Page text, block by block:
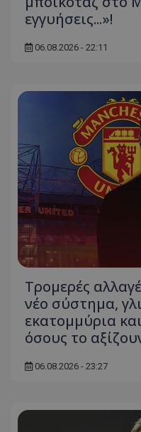
εγγυήσεις...»!
06.08.2026 - 22:11
Τρομερές
νέο σύστημα,
εκατομμύρια
όσους το
06.08.2026 - 23:27